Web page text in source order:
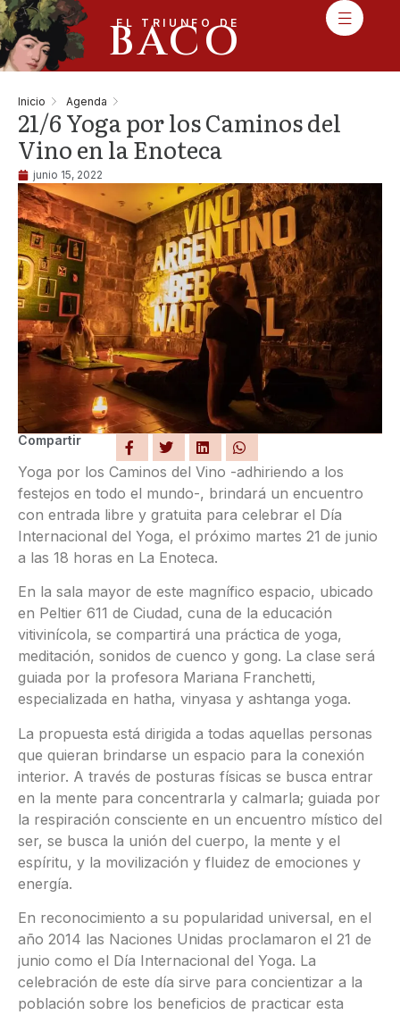
EL TRIUNFO DE
BACO
Inicio Agenda
21/6 Yoga por los Caminos del
Vino en la Enoteca
junio 15, 2022
Compartir
Yoga por los Caminos del Vino -adhiriendo a los
festejos en todo el mundo-, brindará un encuentro
con entrada libre y gratuita para celebrar el Día
Internacional del Yoga, el próximo martes 21 de junio
a las 18 horas en La Enoteca.
En la sala mayor de este magnífico espacio, ubicado
en Peltier 611 de Ciudad, cuna de la educación
vitivinícola, se compartirá una práctica de yoga,
meditación, sonidos de cuenco y gong. La clase será
guiada por la profesora Mariana Franchetti,
especializada en hatha, vinyasa y ashtanga yoga.
La propuesta está dirigida a todas aquellas personas
que quieran brindarse un espacio para la conexión
interior. A través de posturas físicas se busca entrar
en la mente para concentrarla y calmarla; guiada por
la respiración consciente en un encuentro místico del
ser, se busca la unión del cuerpo, la mente y el
espíritu, y la movilización y fluidez de emociones y
energía.
En reconocimiento a su popularidad universal, en el
año 2014 las Naciones Unidas proclamaron el 21 de
junio como el Día Internacional del Yoga. La
celebración de este día sirve para concientizar a la
población sobre los beneficios de practicar esta